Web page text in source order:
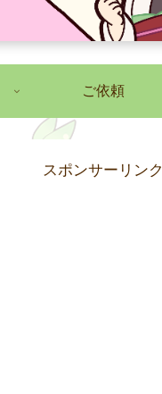
ご依頼
スポンサーリンク